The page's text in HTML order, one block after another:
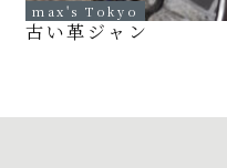
max's Tokyo
古い革ジャン